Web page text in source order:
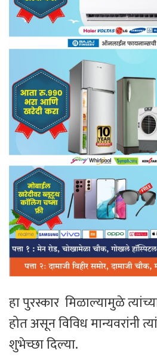
हा पुरस्कार मिळाल्यामुळे
होत असून विविध मान्यवरांनी
शुभेच्छा दिल्या.